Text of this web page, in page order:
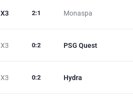
X3 Monaspa
2:1
X3 PSG Quest
0:2
X3 Hydra
0:2